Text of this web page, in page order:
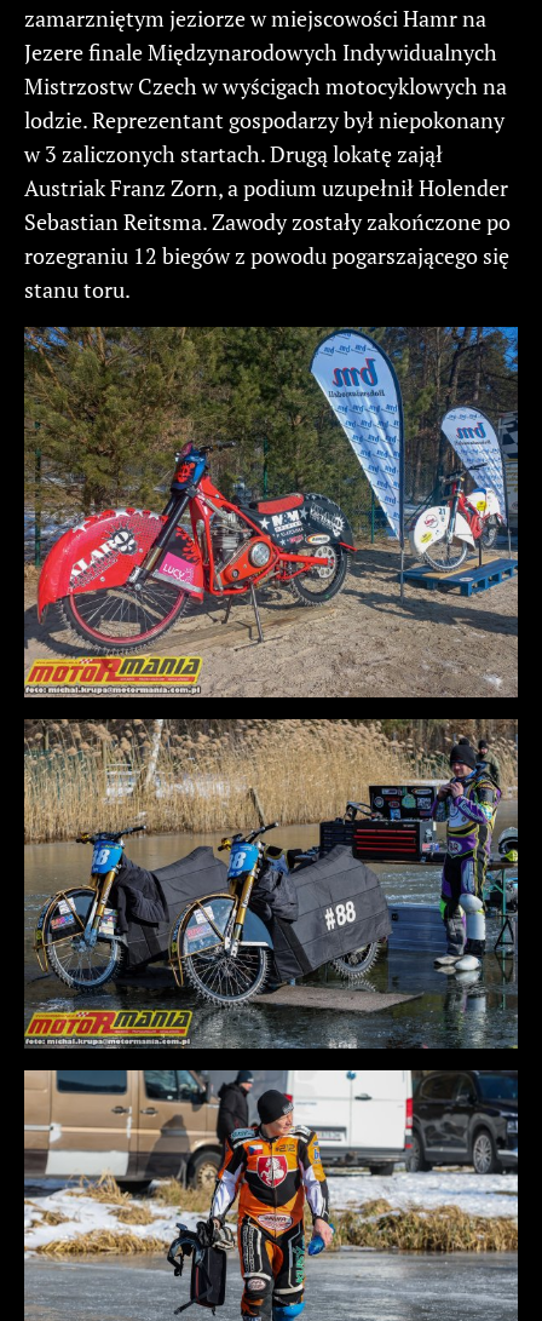
zamarzniętym jeziorze w miejscowości Hamr na
Jezere finale Międzynarodowych Indywidualnych
Mistrzostw Czech w wyścigach motocyklowych na
lodzie. Reprezentant gospodarzy był niepokonany
w 3 zaliczonych startach. Drugą lokatę zajął
Austriak Franz Zorn, a podium uzupełnił Holender
Sebastian Reitsma. Zawody zostały zakończone po
rozegraniu 12 biegów z powodu pogarszającego się
stanu toru.